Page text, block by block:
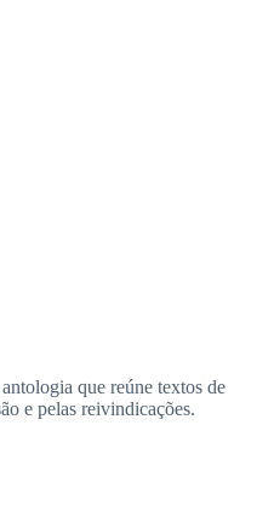
que reúne textos de
e pelas reivindicações.